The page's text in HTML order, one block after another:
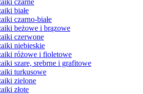
białe
czarno-białe
beżowe i brązowe
czerwone
niebieskie
różowe i fioletowe
szare, srebrne i grafitowe
turkusowe
zielone
złote